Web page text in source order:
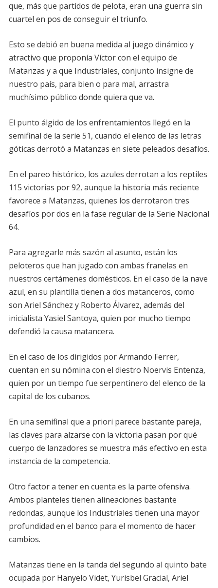
que, más que partidos de pelota, eran una guerra sin
cuartel en pos de conseguir el triunfo.
Esto se debió en buena medida al juego dinámico y
atractivo que proponía Víctor con el equipo de
Matanzas y a que Industriales, conjunto insigne de
nuestro país, para bien o para mal, arrastra
muchísimo público donde quiera que va.
El punto álgido de los enfrentamientos llegó en la
semifinal de la serie 51, cuando el elenco de las letras
góticas derrotó a Matanzas en siete peleados desafíos.
En el pareo histórico, los azules derrotan a los reptiles
115 victorias por 92, aunque la historia más reciente
favorece a Matanzas, quienes los derrotaron tres
desafíos por dos en la fase regular de la Serie Nacional
64.
Para agregarle más sazón al asunto, están los
peloteros que han jugado con ambas franelas en
nuestros certámenes domésticos. En el caso de la nave
azul, en su plantilla tienen a dos matanceros, como
son Ariel Sánchez y Roberto Álvarez, además del
inicialista Yasiel Santoya, quien por mucho tiempo
defendió la causa matancera.
En el caso de los dirigidos por Armando Ferrer,
cuentan en su nómina con el diestro Noervis Entenza,
quien por un tiempo fue serpentinero del elenco de la
capital de los cubanos.
En una semifinal que a priori parece bastante pareja,
las claves para alzarse con la victoria pasan por qué
cuerpo de lanzadores se muestra más efectivo en esta
instancia de la competencia.
Otro factor a tener en cuenta es la parte ofensiva.
Ambos planteles tienen alineaciones bastante
redondas, aunque los Industriales tienen una mayor
profundidad en el banco para el momento de hacer
cambios.
Matanzas tiene en la tanda del segundo al quinto bate
ocupada por Hanyelo Videt, Yurisbel Gracial, Ariel